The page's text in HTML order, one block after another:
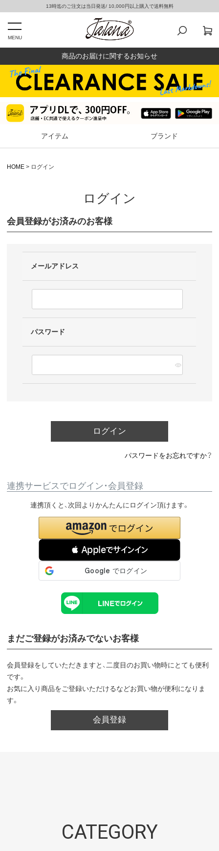
13時迄のご注文は当日発送/ 10,000円以上購入で送料無料
MENU
商品のお届けに関するお知らせ
アイテム ブランド
HOME ログイン
ログイン
会員登録がお済みのお客様
メールアドレス
パスワード
ログイン
パスワードをお忘れですか？
連携サービスでログイン・会員登録
 Appleでサインイン
連携頂くと、次回よりかんたんにログイン頂けます。
まだご登録がお済みでないお客様
会員登録をしていただきますと、二度目のお買い物時にとても便利
です。
お気に入り商品をご登録いただけるなどお買い物が便利になりま
す。
会員登録
CATEGORY